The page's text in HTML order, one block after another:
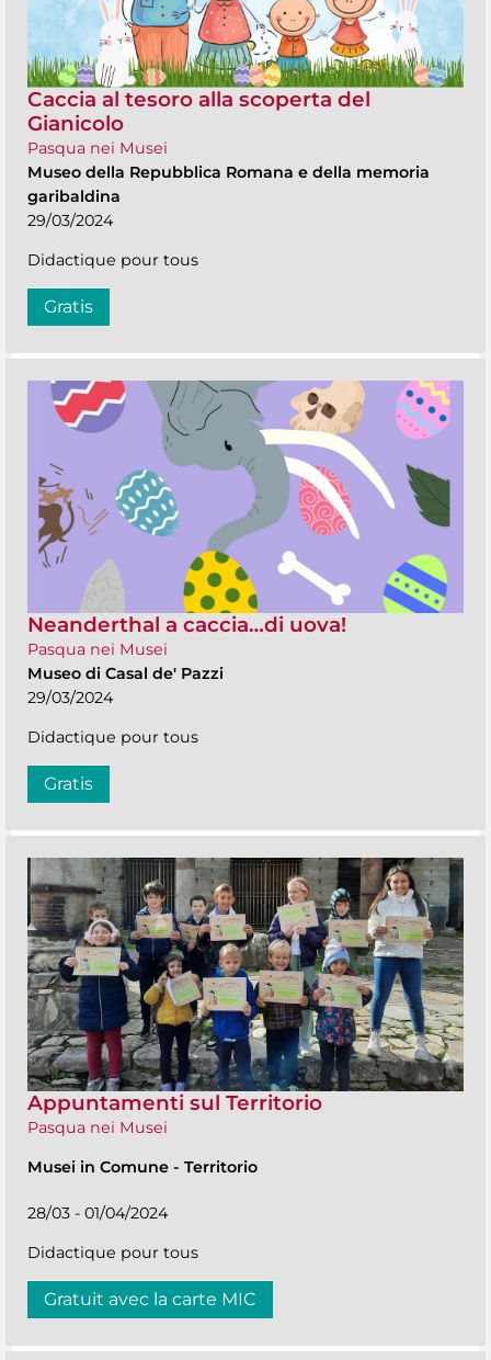
Caccia al tesoro alla scoperta del
Gianicolo
Pasqua nei Musei
Museo della Repubblica Romana e della memoria
garibaldina
29/03/2024
Didactique pour tous
Gratis
Neanderthal a caccia…di uova!
Pasqua nei Musei
Museo di Casal de' Pazzi
29/03/2024
Didactique pour tous
Gratis
Appuntamenti sul Territorio
Pasqua nei Musei
Musei in Comune - Territorio
28/03 - 01/04/2024
Didactique pour tous
Gratuit avec la carte MIC